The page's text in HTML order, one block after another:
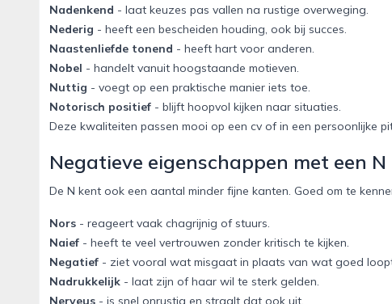
Nadenkend - laat keuzes pas vallen na rustige overweging.
Nederig - heeft een bescheiden houding, ook bij succes.
Naastenliefde tonend - heeft hart voor anderen.
Nobel - handelt vanuit hoogstaande motieven.
Nuttig - voegt op een praktische manier iets toe.
Notorisch positief - blijft hoopvol kijken naar situaties.
Deze kwaliteiten passen mooi op een cv of in een persoonlijke
Negatieve eigenschappen met een N
De N kent ook een aantal minder fijne kanten. Goed om te
Nors - reageert vaak chagrijnig of stuurs.
Naief - heeft te veel vertrouwen zonder kritisch te kijken.
Negatief - ziet vooral wat misgaat in plaats van wat goed
Nadrukkelijk - laat zijn of haar wil te sterk gelden.
Nerveus - is snel onrustig en straalt dat ook uit.